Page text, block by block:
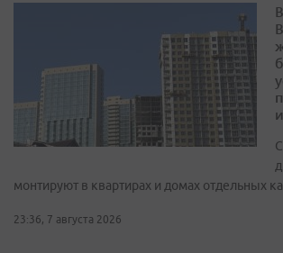
монтируют в квартирах и домах отдельных
23:36, 7 августа 2026